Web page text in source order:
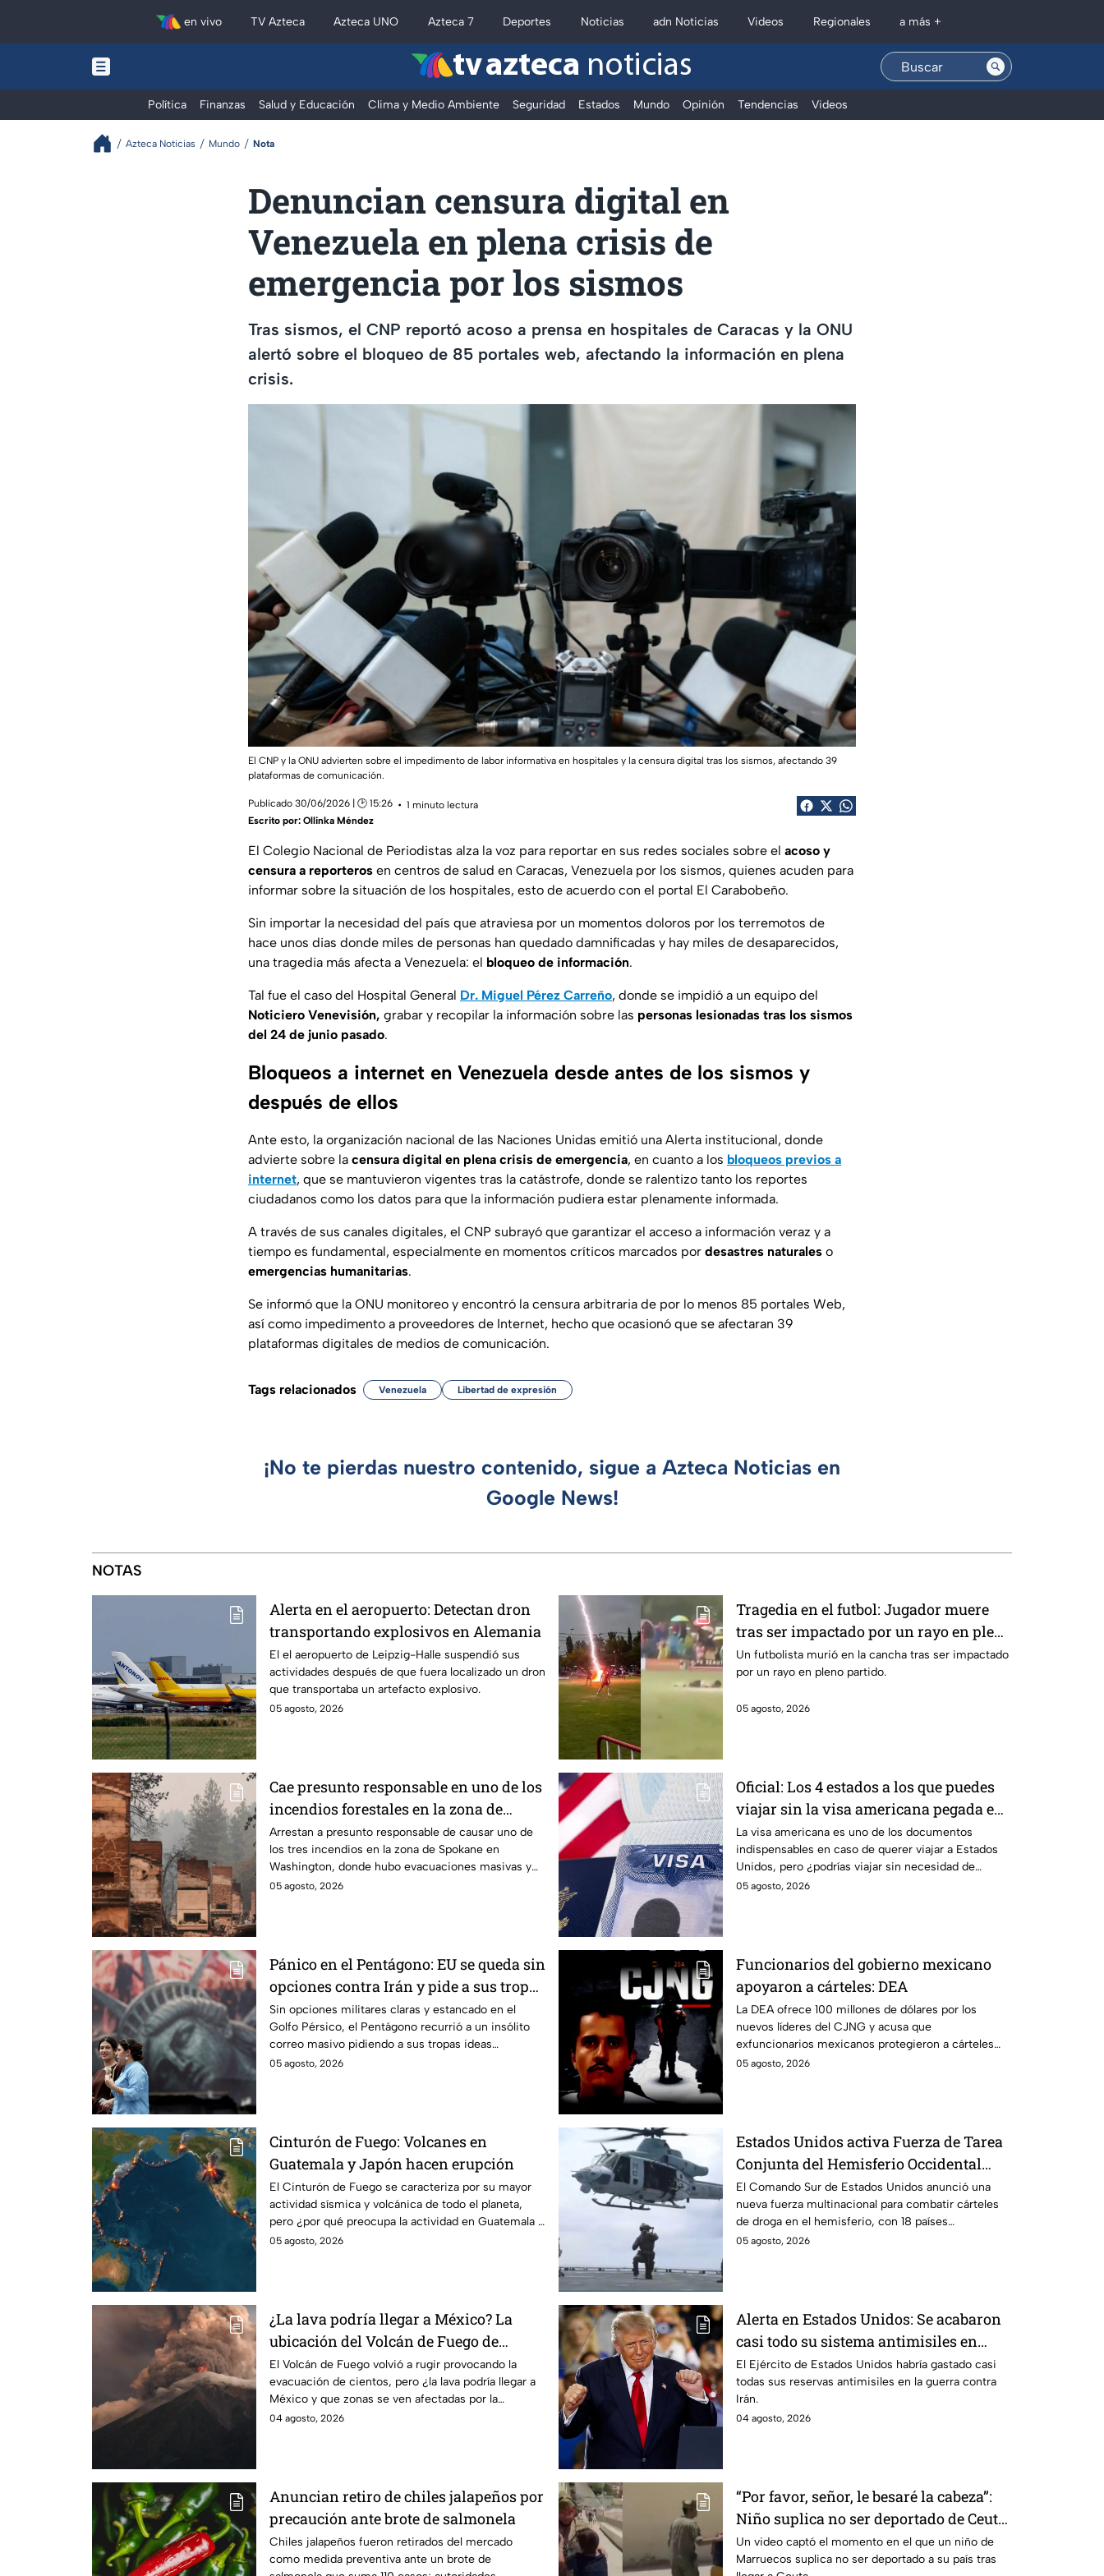
en vivo TV Azteca Azteca UNO Azteca 7 Deportes Noticias adn Noticias Videos Regionales a más +
tv azteca noticias
Política Finanzas Salud y Educación Clima y Medio Ambiente Seguridad Estados Mundo Opinión Tendencias Videos
Azteca Noticias Mundo Nota
Denuncian censura digital en
Venezuela en plena crisis de
emergencia por los sismos
Tras sismos, el CNP reportó acoso a prensa en hospitales de Caracas y la ONU
alertó sobre el bloqueo de 85 portales web, afectando la información en plena
crisis.
El CNP y la ONU advierten sobre el impedimento de labor informativa en hospitales y la censura digital tras los sismos, afectando 39
plataformas de comunicación.
Publicado 30/06/2026 | 🕑 15:26
1 minuto lectura
Escrito por: Ollinka Méndez
El Colegio Nacional de Periodistas alza la voz para reportar en sus redes sociales sobre el acoso y
censura a reporteros en centros de salud en Caracas, Venezuela por los sismos, quienes acuden para
informar sobre la situación de los hospitales, esto de acuerdo con el portal El Carabobeño.
Sin importar la necesidad del país que atraviesa por un momentos doloros por los terremotos de
hace unos dias donde miles de personas han quedado damnificadas y hay miles de desaparecidos,
una tragedia más afecta a Venezuela: el bloqueo de información.
Tal fue el caso del Hospital General Dr. Miguel Pérez Carreño, donde se impidió a un equipo del
Noticiero Venevisión, grabar y recopilar la información sobre las personas lesionadas tras los sismos
del 24 de junio pasado.
Bloqueos a internet en Venezuela desde antes de los sismos y
después de ellos
Ante esto, la organización nacional de las Naciones Unidas emitió una Alerta institucional, donde
advierte sobre la censura digital en plena crisis de emergencia, en cuanto a los bloqueos previos a
internet, que se mantuvieron vigentes tras la catástrofe, donde se ralentizo tanto los reportes
ciudadanos como los datos para que la información pudiera estar plenamente informada.
A través de sus canales digitales, el CNP subrayó que garantizar el acceso a información veraz y a
tiempo es fundamental, especialmente en momentos críticos marcados por desastres naturales o
emergencias humanitarias.
Se informó que la ONU monitoreo y encontró la censura arbitraria de por lo menos 85 portales Web,
así como impedimento a proveedores de Internet, hecho que ocasionó que se afectaran 39
plataformas digitales de medios de comunicación.
Tags relacionados Venezuela Libertad de expresión
¡No te pierdas nuestro contenido, sigue a Azteca Noticias en
Google News!
NOTAS
Alerta en el aeropuerto: Detectan dron
transportando explosivos en Alemania
El el aeropuerto de Leipzig-Halle suspendió sus
actividades después de que fuera localizado un dron
que transportaba un artefacto explosivo.
05 agosto, 2026
Tragedia en el futbol: Jugador muere
tras ser impactado por un rayo en pleno
partido
Un futbolista murió en la cancha tras ser impactado
por un rayo en pleno partido.
05 agosto, 2026
Cae presunto responsable en uno de los
incendios forestales en la zona de
Spokane, Washington
Arrestan a presunto responsable de causar uno de
los tres incendios en la zona de Spokane en
Washington, donde hubo evacuaciones masivas y
viviendas en riesgo.
05 agosto, 2026
Oficial: Los 4 estados a los que puedes
viajar sin la visa americana pegada en
el pasaporte y sólo con la forma DSP-
150
La visa americana es uno de los documentos
indispensables en caso de querer viajar a Estados
Unidos, pero ¿podrías viajar sin necesidad de
tenerla?
05 agosto, 2026
Pánico en el Pentágono: EU se queda sin
opciones contra Irán y pide a sus tropas
ideas para castigar a Teherán
Sin opciones militares claras y estancado en el
Golfo Pérsico, el Pentágono recurrió a un insólito
correo masivo pidiendo a sus tropas ideas
“creativas” para presionar a Irán.
05 agosto, 2026
Funcionarios del gobierno mexicano
apoyaron a cárteles: DEA
La DEA ofrece 100 millones de dólares por los
nuevos líderes del CJNG y acusa que
exfuncionarios mexicanos protegieron a cárteles
durante años.
05 agosto, 2026
Cinturón de Fuego: Volcanes en
Guatemala y Japón hacen erupción
El Cinturón de Fuego se caracteriza por su mayor
actividad sísmica y volcánica de todo el planeta,
pero ¿por qué preocupa la actividad en Guatemala y
Japón?
05 agosto, 2026
Estados Unidos activa Fuerza de Tarea
Conjunta del Hemisferio Occidental
contra los cárteles de la droga
El Comando Sur de Estados Unidos anunció una
nueva fuerza multinacional para combatir cárteles
de droga en el hemisferio, con 18 países
participantes y sin México.
05 agosto, 2026
¿La lava podría llegar a México? La
ubicación del Volcán de Fuego de
Guatemala y las zonas que afectaría su
erupción
El Volcán de Fuego volvió a rugir provocando la
evacuación de cientos, pero ¿la lava podría llegar a
México y que zonas se ven afectadas por la
erupción?
04 agosto, 2026
Alerta en Estados Unidos: Se acabaron
casi todo su sistema antimisiles en
guerra contra Irán
El Ejército de Estados Unidos habría gastado casi
todas sus reservas antimisiles en la guerra contra
Irán.
04 agosto, 2026
Anuncian retiro de chiles jalapeños por
precaución ante brote de salmonela
Chiles jalapeños fueron retirados del mercado
como medida preventiva ante un brote de
“Por favor, señor, le besaré la cabeza”:
Niño suplica no ser deportado de Ceuta
a Marruecos
Un video captó el momento en el que un niño de
Marruecos suplica no ser deportado a su país tras